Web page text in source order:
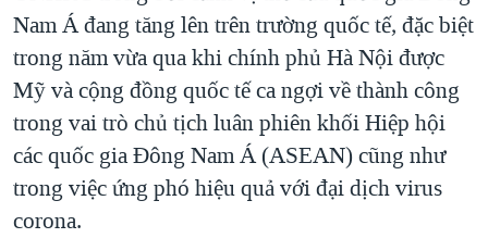
Nam Á đang tăng lên trên trường quốc tế, đặc biệt
trong năm vừa qua khi chính phủ Hà Nội được
Mỹ và cộng đồng quốc tế ca ngợi về thành công
trong vai trò chủ tịch luân phiên khối Hiệp hội
các quốc gia Đông Nam Á (ASEAN) cũng như
trong việc ứng phó hiệu quả với đại dịch virus
corona.